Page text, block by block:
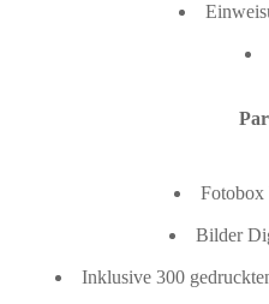
Fotobox
Bilder
Inklusive 300